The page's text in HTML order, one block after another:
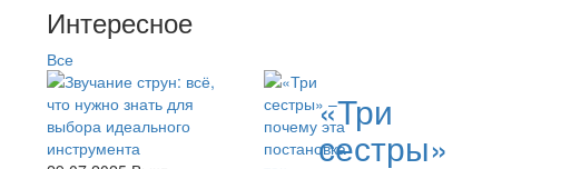
Интересное
Все
«Три
сестры»